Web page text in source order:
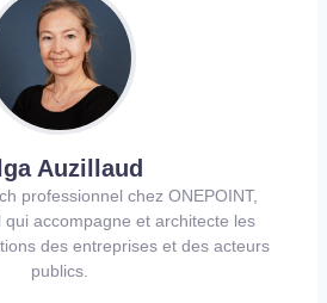
Auzillaud
professionnel chez ONEPOINT,
accompagne et architecte les
des entreprises et des acteurs
publics.